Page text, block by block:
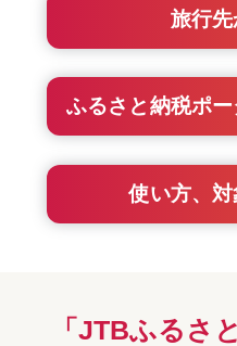
旅行
ふるさと納税ポ
使い方、
「JTBふるさ